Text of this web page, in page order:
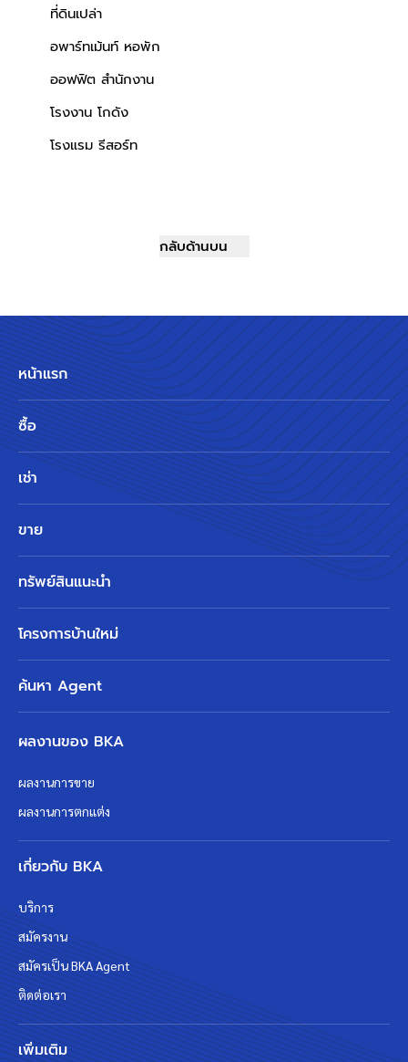
ที่ดินเปล่า
อพาร์ทเม้นท์ หอพัก
ออฟฟิต สำนักงาน
โรงงาน โกดัง
โรงแรม รีสอร์ท
กลับด้านบน
หน้าแรก
ซื้อ
เช่า
ขาย
ทรัพย์สินแนะนำ
โครงการบ้านใหม่
ค้นหา Agent
ผลงานของ BKA
ผลงานการขาย
ผลงานการตกแต่ง
เกี่ยวกับ BKA
บริการ
สมัครงาน
สมัครเป็น BKA Agent
ติดต่อเรา
เพิ่มเติม